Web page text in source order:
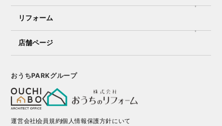
リフォーム
店舗ページ
おうちPARKグループ
運営会社会員規約個人情報保護方針にいて